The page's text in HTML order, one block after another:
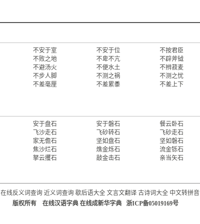
不安于室 不安于位 不按君臣
不败之地 不卑不亢 不辟斧钺
不避汤火 不便水土 不辨菽麦
不步人脚 不测之祸 不测之忧
不差毫厘 不差累黍 不差上下
安于盘石 安于磐石 餐云卧石
飞沙走石 飞砂转石 飞砂走石
家无儋石 坚如盘石 坚如磐石
焦沙烂石 燋金烁石 流金铄石
拏云攫石 敲金击石 亲当矢石
在线反义词查询 近义词查询 歇后语大全 文言文翻译 古诗词大全 中文转拼音
版权所有 在线汉语字典 在线成新华字典 浙ICP备05019169号